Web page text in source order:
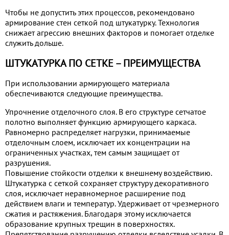
Чтобы не допустить этих процессов, рекомендовано
армирование стен сеткой под штукатурку. Технология
снижает агрессию внешних факторов и помогает отделке
служить дольше.
ШТУКАТУРКА ПО СЕТКЕ – ПРЕИМУЩЕСТВА
При использовании армирующего материала
обеспечиваются следующие преимущества.
Упрочнение отделочного слоя. В его структуре сетчатое
полотно выполняет функцию армирующего каркаса.
Равномерно распределяет нагрузки, принимаемые
отделочным слоем, исключает их концентрации на
ограниченных участках, тем самым защищает от
разрушения.
Повышение стойкости отделки к внешнему воздействию.
Штукатурка с сеткой сохраняет структуру декоративного
слоя, исключает неравномерное расширение под
действием влаги и температур. Удерживает от чрезмерного
сжатия и растяжения. Благодаря этому исключается
образование крупных трещин в поверхностях.